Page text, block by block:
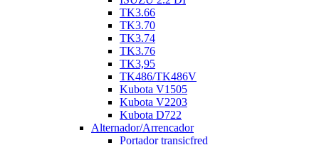
TK3.66
TK3.70
TK3.74
TK3.76
TK3,95
TK486/TK486V
Kubota V1505
Kubota V2203
Kubota D722
Alternador/Arrencador
Portador transicfred